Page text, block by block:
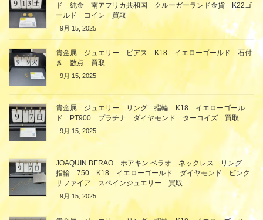
ド 純金 南アフリカ共和国 クルーガーランド金貨 K22ゴ
ールド コイン 買取
9月 15, 2025
貴金属 ジュエリー ピアス K18 イエローゴールド 石付
き 数点 買取
9月 15, 2025
貴金属 ジュエリー リング 指輪 K18 イエローゴール
ド PT900 プラチナ ダイヤモンド ターコイズ 買取
9月 15, 2025
JOAQUIN BERAO ホアキン ベラオ ネックレス リング
指輪 750 K18 イエローゴールド ダイヤモンド ピンク
サファイア スペインジュエリー 買取
9月 15, 2025